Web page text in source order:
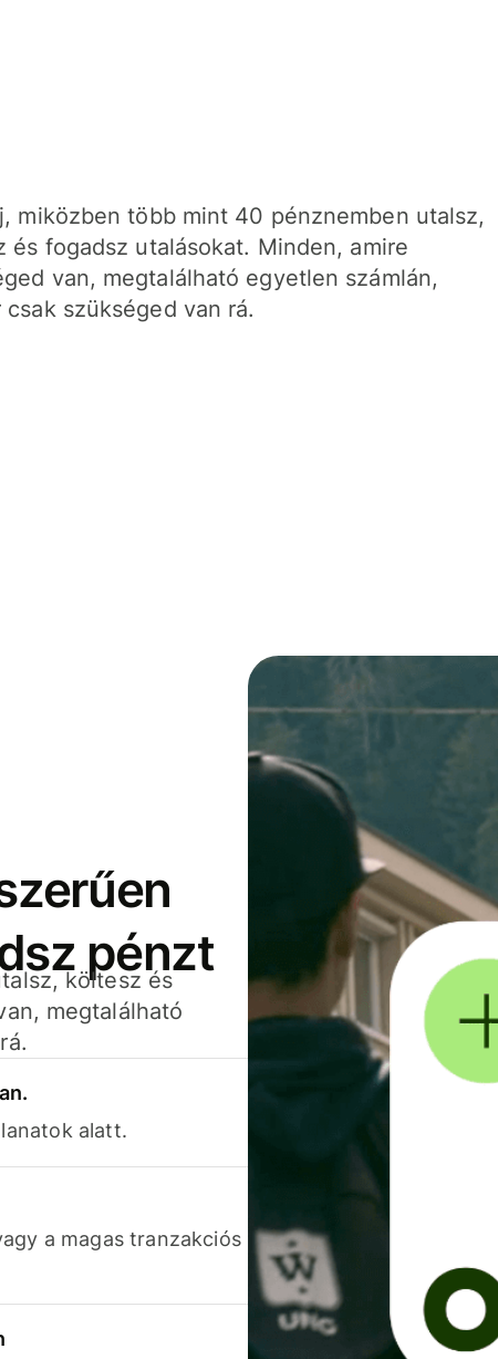
miközben több mint 40 pénznemben utalsz,
és fogadsz utalásokat. Minden, amire
van, megtalálható egyetlen számlán,
csak szükséged van rá.
pénzt
költesz és
megtalálható
alatt.
a magas tranzakciós